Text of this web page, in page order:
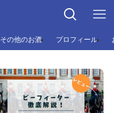
その他のお酒 プロフィール